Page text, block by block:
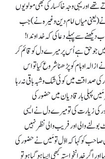
اور یہی وجہ خاکسار کی بھی مولویوں
(یعنی میاں امام دین وغیرہ نے) جب
دیکھنے سے پہلے دعا کی کہ خدا وندا!
جو حق ہے اُس پر میرے دل کو قائم کر
اوہام کو پڑھنا شروع کیا تو اس
صداقت میں کوئی شک و شبہ باقی نہ رہا
پہلی بار قادیان میں حضور کی
کی زیارت کی تو میرے دل نے ایسی
والی اور فریب والی نظر نہیں
کو کہا کہ اوّل تو مَیں نے حضور کی
اگر خدا نخواستہ کبھی ایسا ہو گیا ہو تو